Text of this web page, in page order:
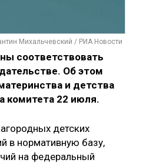
Михальчевский / РИА Новости
соответствовать
Об этом
и детства
комитета 22 июля.
детских
в нормативную базу,
на федеральный